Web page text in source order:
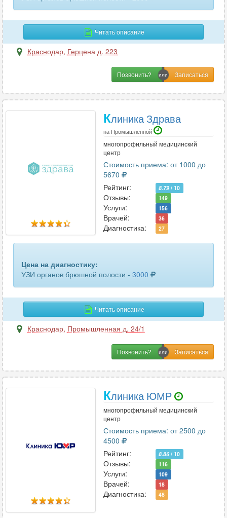
плевральной полости
плечевого сплетения
плечевого сустава
49
полового члена
пояснично-крестцового отдела позвоночника
предстательной железы
предстательной железы и семенных пузырьков
предстательной железы трансректальное
придаточных пазух носа
селезенки
сердца и сосудов 28
слюнной железы 44
7
4
стопы
тонкого кишечника
Читать описание
Краснодар, Герцена д. 223
Позвонить?
Клиника Здрава
на Промышленной
многопрофильный медицинский
центр
Стоимость приема: от 1000 до
5670
Рейтинг:
8.79 / 10
Отзывы: 149
Услуги: 156
Врачей: 36
Диагностика: 27
Цена на диагностику:
УЗИ органов брюшной полости - 3000
Читать описание
Краснодар, Промышленная д. 24/1
Позвонить?
Клиника ЮМР
многопрофильный медицинский
центр
Стоимость приема: от 2500 до
4500
Рейтинг:
8.86 / 10
Отзывы: 116
Услуги: 109
Врачей: 18
Диагностика: 48